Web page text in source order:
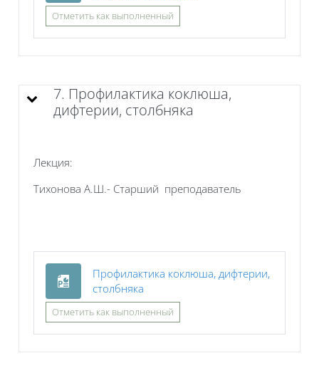
Отметить как выполненный
7. Профилактика коклюша,
дифтерии, столбняка
Лекция:
Тихонова А.Ш.- Старший преподаватель
Профилактика коклюша, дифтерии,
столбняка
Отметить как выполненный